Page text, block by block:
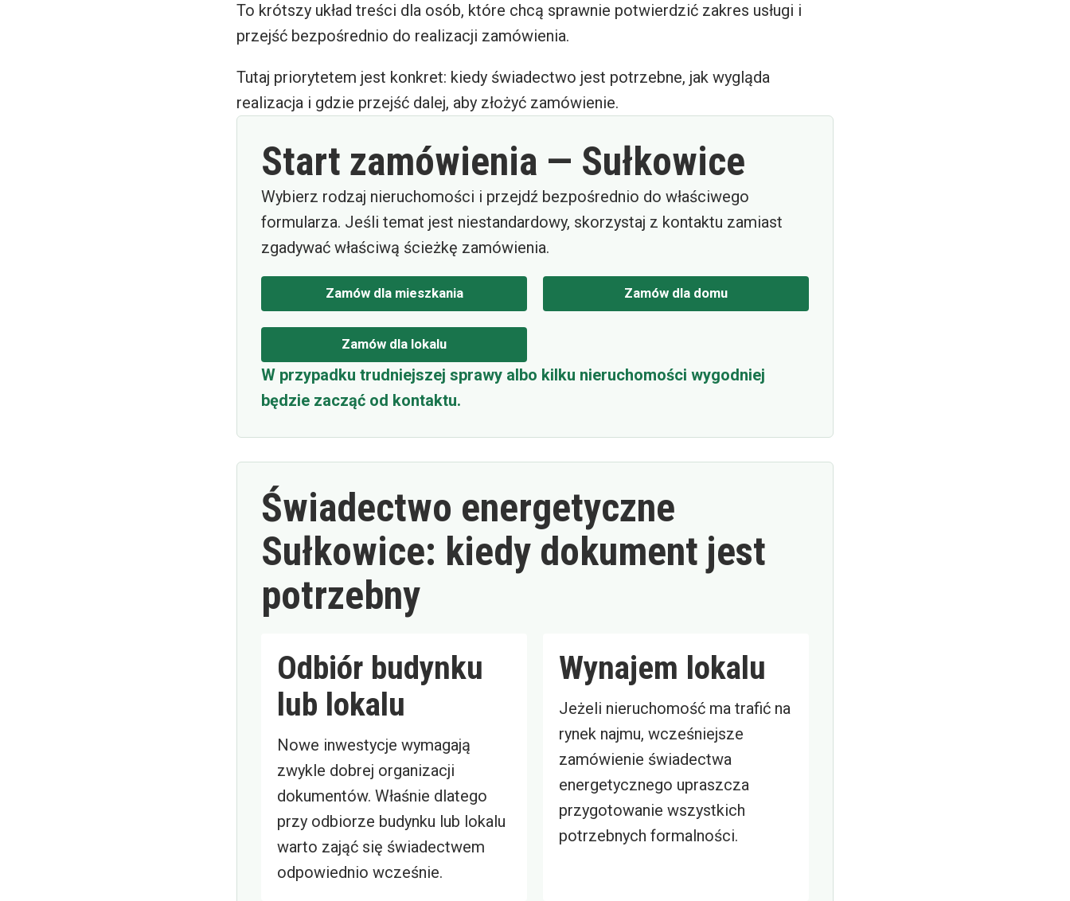
To krótszy układ treści dla osób, które chcą sprawnie potwierdzić zakres usługi i
przejść bezpośrednio do realizacji zamówienia.
Tutaj priorytetem jest konkret: kiedy świadectwo jest potrzebne, jak wygląda
realizacja i gdzie przejść dalej, aby złożyć zamówienie.
Start zamówienia — Sułkowice
Wybierz rodzaj nieruchomości i przejdź bezpośrednio do właściwego
formularza. Jeśli temat jest niestandardowy, skorzystaj z kontaktu zamiast
zgadywać właściwą ścieżkę zamówienia.
Zamów dla mieszkania Zamów dla domu
Zamów dla lokalu
W przypadku trudniejszej sprawy albo kilku nieruchomości wygodniej
będzie zacząć od kontaktu.
Świadectwo energetyczne
Sułkowice: kiedy dokument jest
potrzebny
Odbiór budynku
lub lokalu
Nowe inwestycje wymagają
zwykle dobrej organizacji
dokumentów. Właśnie dlatego
przy odbiorze budynku lub lokalu
warto zająć się świadectwem
odpowiednio wcześnie.
Wynajem lokalu
Jeżeli nieruchomość ma trafić na
rynek najmu, wcześniejsze
zamówienie świadectwa
energetycznego upraszcza
przygotowanie wszystkich
potrzebnych formalności.